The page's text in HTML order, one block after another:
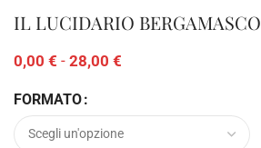
IL LUCIDARIO BERGAMASCO
0,00 € - 28,00 €
FORMATO